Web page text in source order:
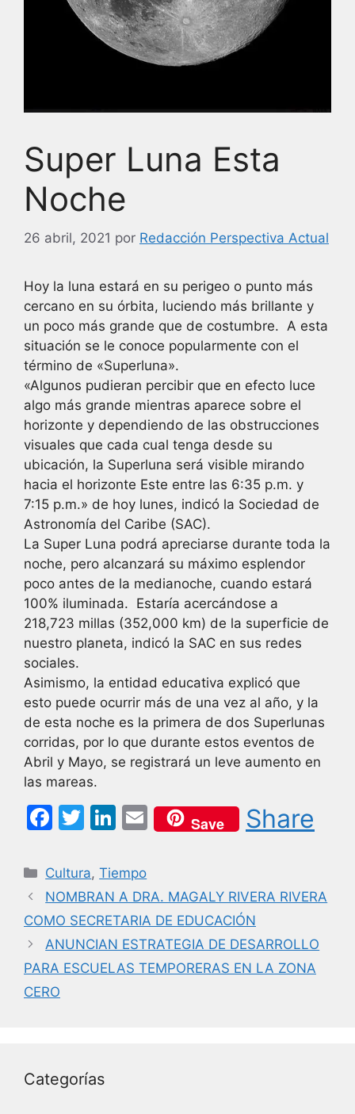
Super Luna Esta
Noche
26 abril, 2021 por Redacción Perspectiva Actual
Hoy la luna estará en su perigeo o punto más
cercano en su órbita, luciendo más brillante y
un poco más grande que de costumbre. A esta
situación se le conoce popularmente con el
término de «Superluna».
«Algunos pudieran percibir que en efecto luce
algo más grande mientras aparece sobre el
horizonte y dependiendo de las obstrucciones
visuales que cada cual tenga desde su
ubicación, la Superluna será visible mirando
hacia el horizonte Este entre las 6:35 p.m. y
7:15 p.m.» de hoy lunes, indicó la Sociedad de
Astronomía del Caribe (SAC).
La Super Luna podrá apreciarse durante toda la
noche, pero alcanzará su máximo esplendor
poco antes de la medianoche, cuando estará
100% iluminada. Estaría acercándose a
218,723 millas (352,000 km) de la superficie de
nuestro planeta, indicó la SAC en sus redes
sociales.
Asimismo, la entidad educativa explicó que
esto puede ocurrir más de una vez al año, y la
de esta noche es la primera de dos Superlunas
corridas, por lo que durante estos eventos de
Abril y Mayo, se registrará un leve aumento en
las mareas.
F
c
e
b
o
o
k
T
itt
er
Li
k
e
dI
n
E
m
l
Save Share
Categorías
Cultura,Tiempo
NOMBRAN A DRA. MAGALY RIVERA RIVERA
COMO SECRETARIA DE EDUCACIÓN
ANUNCIAN ESTRATEGIA DE DESARROLLO
PARA ESCUELAS TEMPORERAS EN LA ZONA
CERO
Categorías